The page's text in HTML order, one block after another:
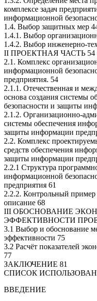
комплексе задач
информационной
1.4. Выбор защитных мер
1.4.1. Выбор
1.4.2. Выбор инженерно-
II ПРОЕКТНАЯ ЧАСТЬ 54
2.1. Комплекс
информационной
предприятия. 54
2.1.1. Отечественная и
основа создания системы
безопасности и защиты
2.1.2. Организационно-
системы обеспечения
защиты информации
2.2. Комплекс
средств обеспечения
защиты информации
2.2.1 Структура
информационной
предприятия 61
2.2.2. Контрольный пример
описание 68
III ОБОСНОВАНИЕ
ЭФФЕКТИВНОСТИ
3.1 Выбор и обоснование
эффективности 75
3.2 Расчёт показателей
77
ЗАКЛЮЧЕНИЕ 81
СПИСОК
ВВЕДЕНИЕ